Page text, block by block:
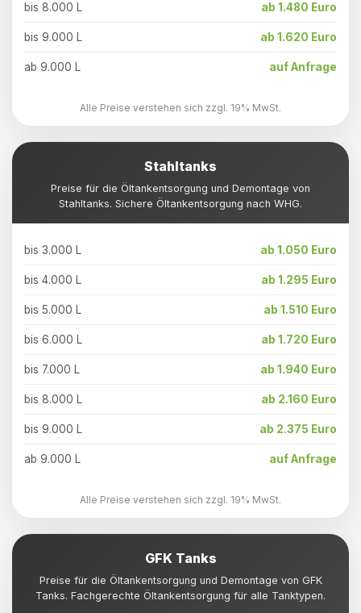
bis 8.000 L ab 1.480 Euro
bis 9.000 L ab 1.620 Euro
ab 9.000 L auf Anfrage
Alle Preise verstehen sich zzgl. 19% MwSt.
Stahltanks
Preise für die Öltankentsorgung und Demontage von
Stahltanks. Sichere Öltankentsorgung nach WHG.
bis 3.000 L ab 1.050 Euro
bis 4.000 L ab 1.295 Euro
bis 5.000 L ab 1.510 Euro
bis 6.000 L ab 1.720 Euro
bis 7.000 L ab 1.940 Euro
bis 8.000 L ab 2.160 Euro
bis 9.000 L ab 2.375 Euro
ab 9.000 L auf Anfrage
Alle Preise verstehen sich zzgl. 19% MwSt.
GFK Tanks
Preise für die Öltankentsorgung und Demontage von GFK
Tanks. Fachgerechte Öltankentsorgung für alle Tanktypen.